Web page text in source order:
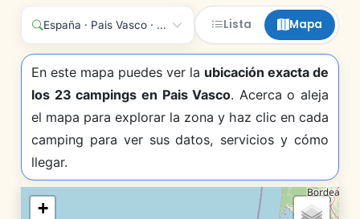
España · Pais Vasco · Cualquier servicio
Lista Mapa
En este mapa puedes ver la ubicación exacta de
los 23 campings en Pais Vasco. Acerca o aleja
el mapa para explorar la zona y haz clic en cada
camping para ver sus datos, servicios y cómo
llegar.
+